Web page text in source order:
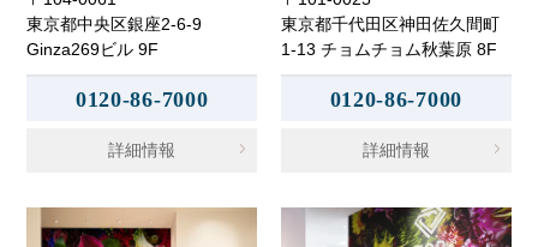
東京都中央区銀座2-6-9
Ginza269ビル 9F
0120-86-7000
詳細情報
東京都千代田区神田佐久間町
1-13 チョムチョム秋葉原 8F
0120-86-7000
詳細情報